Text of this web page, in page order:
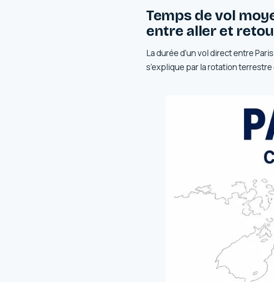
Temps de vol
entre aller et
La durée d’un vol direct entre
s’explique par la rotation